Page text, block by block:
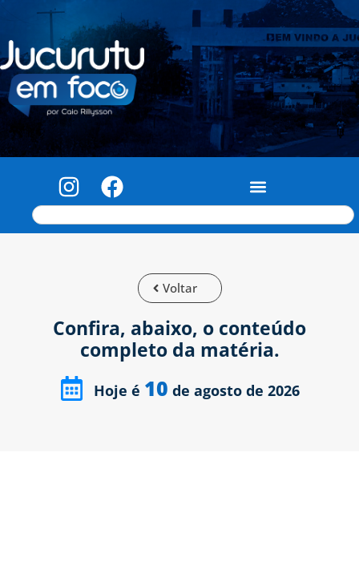
Voltar
Confira, abaixo, o conteúdo
completo da matéria.
Hoje é 10 de agosto de 2026